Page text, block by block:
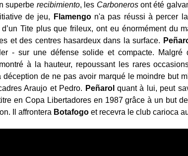
superbe recibimiento, les Carbonerosont été
de jeu,
Flamengon'a pas réussi à percer
Tite plus que frileux, ont eu énormément du
et des centres hasardeux dans la surface.
- sur une défense solide et compacte. Malgré
à la hauteur, repoussant les rares
de ne pas avoir marqué le moindre but
Araujo et Pedro. Peñarol quant à lui, peut
en Copa Libertadores en 1987 grâce à un but
Il affrontera Botafogoet recevra le club carioca